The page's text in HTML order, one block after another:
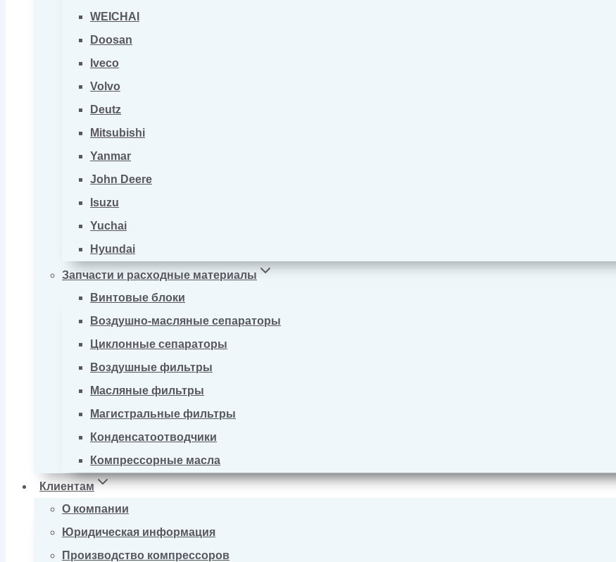
WEICHAI
Doosan
Iveco
Volvo
Deutz
Mitsubishi
Yanmar
John Deere
Isuzu
Yuchai
Hyundai
Запчасти и расходные материалы
Винтовые блоки
Воздушно-масляные сепараторы
Циклонные сепараторы
Воздушные фильтры
Масляные фильтры
Магистральные фильтры
Конденсатоотводчики
Компрессорные масла
Клиентам
О компании
Юридическая информация
Производство компрессоров